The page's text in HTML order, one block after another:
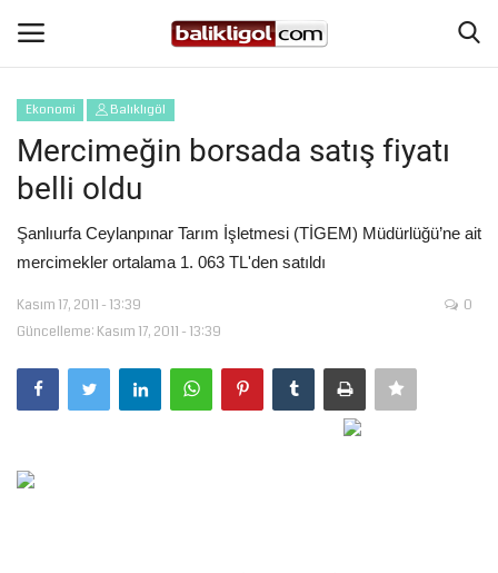
Giriş Yap
Anasayfa
Köşe Yazıları
Magazin
Şanlıurfa
Spor
Ekonomi Balıklıgöl
Mercimeğin borsada satış fiyatı
belli oldu
Şanlıurfa Ceylanpınar Tarım İşletmesi (TİGEM) Müdürlüğü’ne ait
mercimekler ortalama 1. 063 TL'den satıldı
Kasım 17, 2011 - 13:39
Güncelleme: Kasım 17, 2011 - 13:39
0